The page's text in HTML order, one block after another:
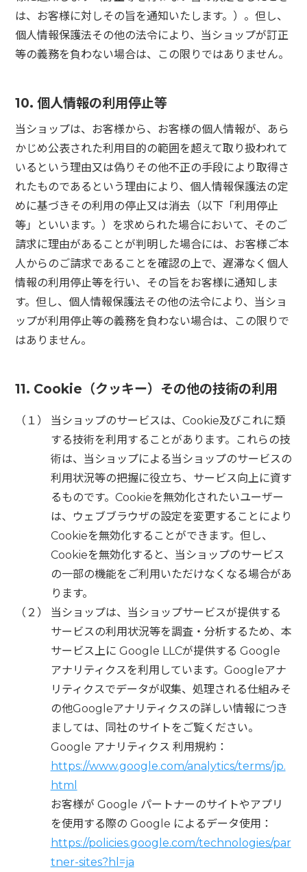
は、お客様に対しその旨を通知いたします。）。但し、
個人情報保護法その他の法令により、当ショップが訂正
等の義務を負わない場合は、この限りではありません。
10. 個人情報の利用停止等
当ショップは、お客様から、お客様の個人情報が、あら
かじめ公表された利用目的の範囲を超えて取り扱われて
いるという理由又は偽りその他不正の手段により取得さ
れたものであるという理由により、個人情報保護法の定
めに基づきその利用の停止又は消去（以下「利用停止
等」といいます。）を求められた場合において、そのご
請求に理由があることが判明した場合には、お客様ご本
人からのご請求であることを確認の上で、遅滞なく個人
情報の利用停止等を行い、その旨をお客様に通知しま
す。但し、個人情報保護法その他の法令により、当ショ
ップが利用停止等の義務を負わない場合は、この限りで
はありません。
11. Cookie（クッキー）その他の技術の利用
（１） 当ショップのサービスは、Cookie及びこれに類
する技術を利用することがあります。これらの技
術は、当ショップによる当ショップのサービスの
利用状況等の把握に役立ち、サービス向上に資す
るものです。Cookieを無効化されたいユーザー
は、ウェブブラウザの設定を変更することにより
Cookieを無効化することができます。但し、
Cookieを無効化すると、当ショップのサービス
の一部の機能をご利用いただけなくなる場合があ
ります。
（２） 当ショップは、当ショップサービスが提供する
サービスの利用状況等を調査・分析するため、本
サービス上に Google LLCが提供する Google
アナリティクスを利用しています。Googleアナ
リティクスでデータが収集、処理される仕組みそ
の他Googleアナリティクスの詳しい情報につき
ましては、同社のサイトをご覧ください。
Google アナリティクス 利用規約：
https://www.google.com/analytics/terms/jp.
html
お客様が Google パートナーのサイトやアプリ
を使用する際の Google によるデータ使用：
https://policies.google.com/technologies/par
tner-sites?hl=ja